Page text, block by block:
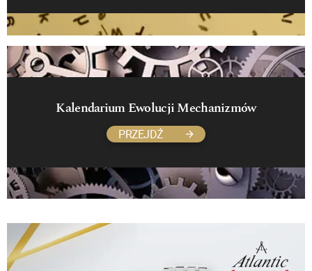
Kalendarium Ewolucji Mechanizmów
PRZEJDŹ